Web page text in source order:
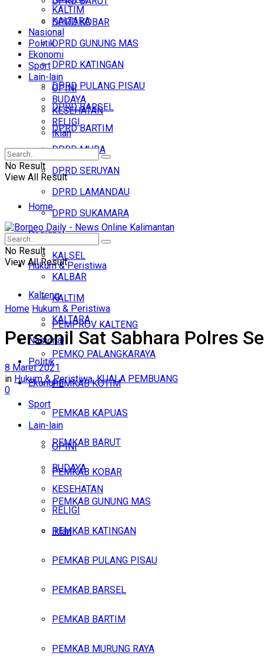
DPRD KOBAR
DPRD GUNUNG MAS
DPRD KATINGAN
DPRD PULANG PISAU
DPRD BARSEL
DPRD BARTIM
DPRD MURA
DPRD SERUYAN
DPRD LAMANDAU
DPRD SUKAMARA
Regional
KALSEL
KALBAR
KALTIM
KALTARA
Nasional
Politik
Ekonomi
Sport
Lain-lain
OPINI
BUDAYA
KESEHATAN
RELIGI
Iklan
Jumat, Agustus 7, 2026
KALTIM
KALTARA
Nasional
Politik
Ekonomi
Sport
Lain-lain
OPINI
BUDAYA
KESEHATAN
RELIGI
Iklan
No Result
View All Result
Home
Headline
Hukum & Peristiwa
Kalteng
PEMPROV KALTENG
PEMKO PALANGKARAYA
PEMKAB KOTIM
PEMKAB KAPUAS
PEMKAB BARUT
PEMKAB KOBAR
PEMKAB GUNUNG MAS
PEMKAB KATINGAN
PEMKAB PULANG PISAU
PEMKAB BARSEL
PEMKAB BARTIM
PEMKAB MURUNG RAYA
No Result
View All Result
Home Hukum & Peristiwa
Personil Sat Sabhara Polres
8 Maret 2021
in Hukum & Peristiwa,KUALA PEMBUANG
0